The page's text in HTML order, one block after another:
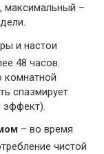
максимальный –
и настои
48 часов.
комнатной
спазмирует
– во время
чистой